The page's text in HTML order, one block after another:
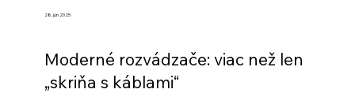
28. jún 2025
Moderné rozvádzače: viac než len
„skriňa s káblami“